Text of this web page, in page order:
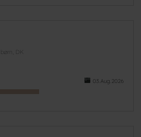
DK
03.Aug.2026